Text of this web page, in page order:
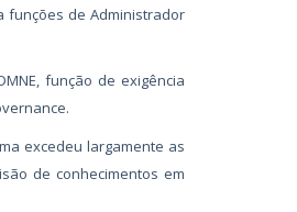
funções de Administrador
função de exigência
excedeu largamente as
de conhecimentos em